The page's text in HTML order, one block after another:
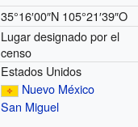
35°16′00″N 105°21′39″O
Lugar designado por el
censo
Estados Unidos
Nuevo México
San Miguel